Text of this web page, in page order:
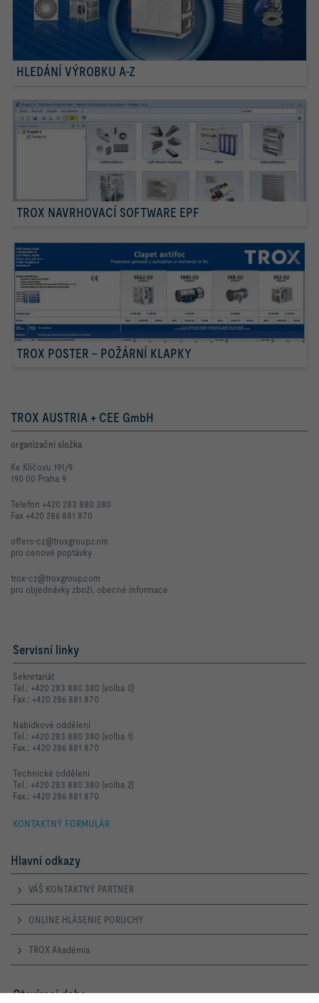
HLEDÁNÍ VÝROBKU A-Z
TROX NAVRHOVACÍ SOFTWARE EPF
TROX POSTER – POŽÁRNÍ KLAPKY
TROX AUSTRIA + CEE GmbH
organizační složka
Ke Klíčovu 191/9
190 00 Praha 9
Telefon +420 283 880 380
Fax +420 286 881 870
offers-cz@troxgroup.com
pro cenové poptávky
trox-cz@troxgroup.com
pro objednávky zboží, obecné informace
Servisní linky
Sekretariát
Tel.: +420 283 880 380 (volba 0)
Fax.: +420 286 881 870
Nabídkové oddělení
Tel.: +420 283 880 380 (volba 1)
Fax.: +420 286 881 870
Technické oddělení
Tel.: +420 283 880 380 (volba 2)
Fax.: +420 286 881 870
KONTAKTNÝ FORMULÁR
Hlavní odkazy
VÁŠ KONTAKTNÝ PARTNER
ONLINE HLÁSENIE PORUCHY
TROX Akadémia
Otevírací doba